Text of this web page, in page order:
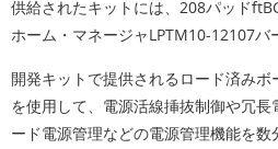
供給されたキットには、208パッド
ホーム・マネージャLPTM10-12107バ
開発キットで提供されるロード済み
を使用して、電源活線挿抜制御や冗
ード電源管理などの電源管理機能を